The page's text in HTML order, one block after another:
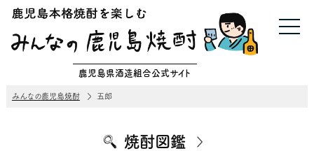
鹿児島県酒造組合公式サイト
みんなの鹿児島焼酎 五郎
焼酎図鑑